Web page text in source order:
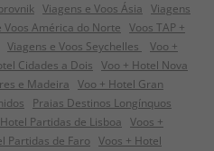
Viagens e Voos Ásia Viagens
Voos América do Norte Voos TAP +
Viagens e Voos Seychelles
Voo +
Cidades a Dois Voo + Hotel Nova
e Madeira Voo + Hotel Gran
Praias Destinos Longínquos
Partidas de Lisboa Voos +
Partidas de Faro Voos + Hotel